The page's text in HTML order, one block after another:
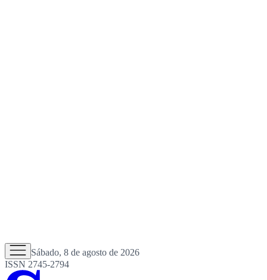
Sábado, 8 de agosto de 2026
ISSN 2745-2794